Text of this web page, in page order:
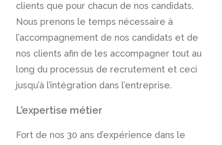
clients que pour chacun de nos candidats.
Nous prenons le temps nécessaire à
l’accompagnement de nos candidats et de
nos clients afin de les accompagner tout au
long du processus de recrutement et ceci
jusqu’à l’intégration dans l’entreprise.
L’expertise métier
Fort de nos 30 ans d’expérience dans le